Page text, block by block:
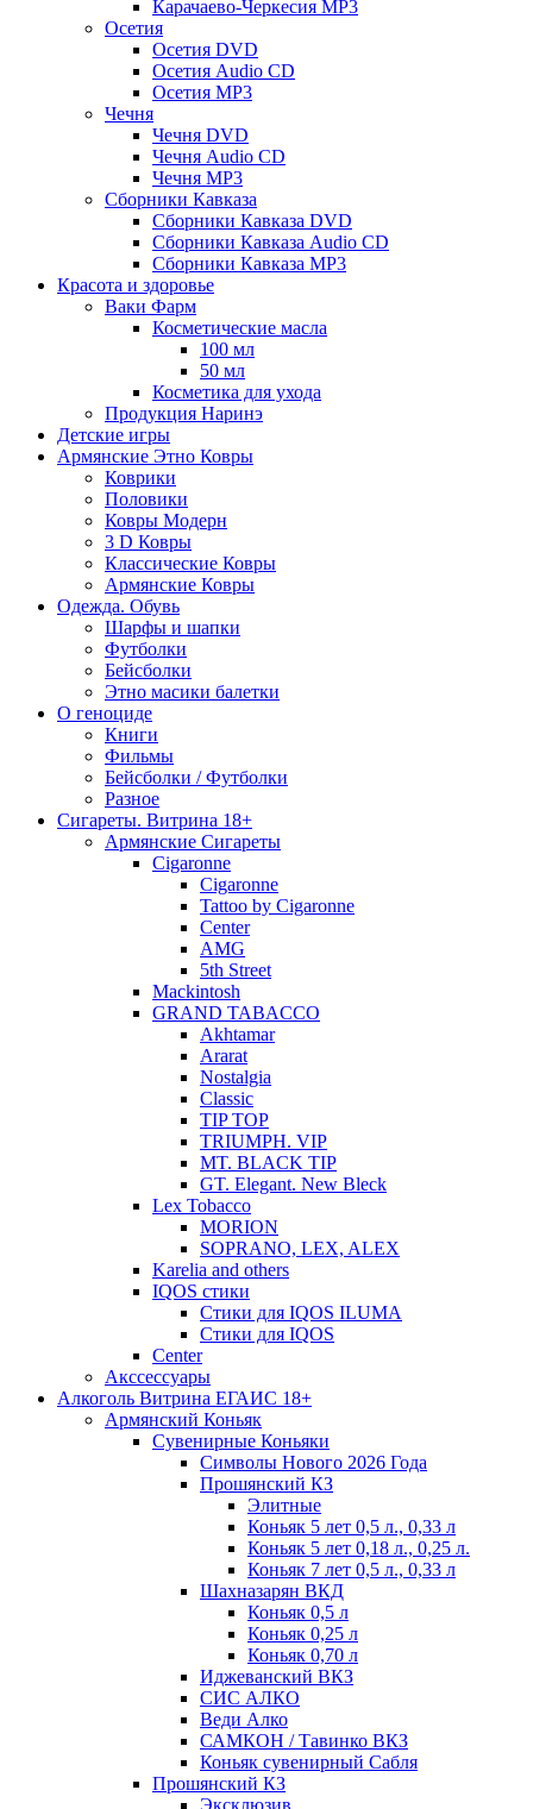
Карачаево-Черкесия MP3
Осетия
Осетия DVD
Осетия Audio CD
Осетия MP3
Чечня
Чечня DVD
Чечня Audio CD
Чечня MP3
Сборники Кавказа
Сборники Кавказа DVD
Сборники Кавказа Audio CD
Сборники Кавказа MP3
Красота и здоровье
Ваки Фарм
Косметические масла
100 мл
50 мл
Косметика для ухода
Продукция Наринэ
Детские игры
Армянские Этно Ковры
Коврики
Половики
Ковры Модерн
3 D Ковры
Классические Ковры
Армянские Ковры
Одежда. Обувь
Шарфы и шапки
Футболки
Бейсболки
Этно масики балетки
О геноциде
Книги
Фильмы
Бейсболки / Футболки
Разное
Сигареты. Витрина 18+
Армянские Сигареты
Cigaronne
Cigaronne
Tattoo by Cigaronne
Center
AMG
5th Street
Mackintosh
GRAND TABACCO
Akhtamar
Ararat
Nostalgia
Classic
TIP TOP
TRIUMPH. VIP
MT. BLACK TIP
GT. Elegant. New Bleck
Lex Tobacco
MORION
SOPRANO, LEX, ALEX
Karelia and others
IQOS стики
Стики для IQOS ILUMA
Стики для IQOS
Сenter
Акссессуары
Алкоголь Витрина ЕГАИС 18+
Армянский Коньяк
Сувенирные Коньяки
Символы Нового 2026 Года
Прошянский КЗ
Элитные
Коньяк 5 лет 0,5 л., 0,33 л
Коньяк 5 лет 0,18 л., 0,25 л.
Коньяк 7 лет 0,5 л., 0,33 л
Шахназарян ВКД
Коньяк 0,5 л
Коньяк 0,25 л
Коньяк 0,70 л
Иджеванский ВКЗ
СИС АЛКО
Веди Алко
САМКОН / Тавинко ВКЗ
Коньяк сувенирный Сабля
Прошянский КЗ
Эксклюзив